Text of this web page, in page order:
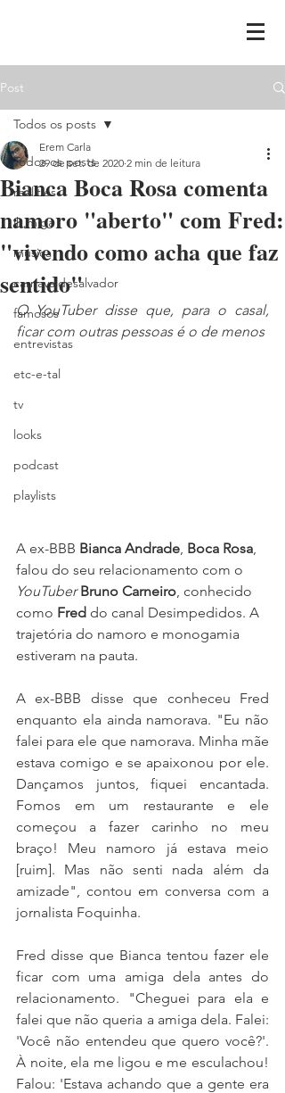
Post
Todos os posts
realities
ih,miga
música
carnavaldesalvador
famosos
entrevistas
etc-e-tal
tv
looks
podcast
playlists
Todos os posts
Bianca Boca Rosa comenta
namoro "aberto" com Fred:
"vivendo como acha que faz
sentido"
Erem Carla
29 de set. de 2020 2 min de leitura
O YouTuber disse que, para o casal,
ficar com outras pessoas é o de menos
A ex-BBB Bianca Andrade, Boca Rosa,
falou do seu relacionamento com o
YouTuber Bruno Carneiro, conhecido
como Fred do canal Desimpedidos. A
trajetória do namoro e monogamia
estiveram na pauta.
A ex-BBB disse que conheceu Fred
enquanto ela ainda namorava. "Eu não
falei para ele que namorava. Minha mãe
estava comigo e se apaixonou por ele.
Dançamos juntos, fiquei encantada.
Fomos em um restaurante e ele
começou a fazer carinho no meu
braço! Meu namoro já estava meio
[ruim]. Mas não senti nada além da
amizade", contou em conversa com a
jornalista Foquinha.
Fred disse que Bianca tentou fazer ele
ficar com uma amiga dela antes do
relacionamento. "Cheguei para ela e
falei que não queria a amiga dela. Falei:
'Você não entendeu que quero você?'.
À noite, ela me ligou e me esculachou!
Falou: 'Estava achando que a gente era